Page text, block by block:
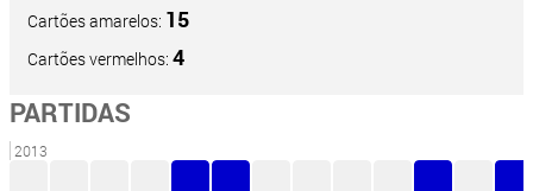
Cartões amarelos: 15
Cartões vermelhos: 4
PARTIDAS
2013